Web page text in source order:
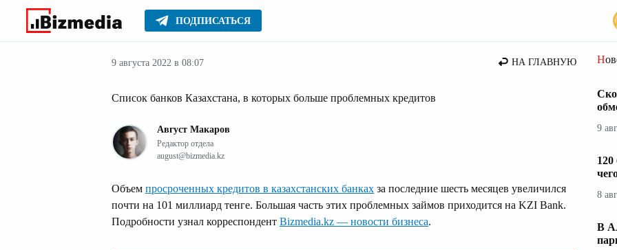
ПОДПИСАТЬСЯ
Главное Новости Финансовые новости Казахстана
9 августа 2022 в 08:07 НА ГЛАВНУЮ
Список банков Казахстана, в которых больше проблемных кредитов
Август Макаров
Редактор отдела
august@bizmedia.kz
Объем просроченных кредитов в казахстанских банках за последние шесть месяцев увеличился
почти на 101 миллиард тенге. Большая часть этих проблемных займов приходится на KZI Bank.
Подробности узнал корреспондент Bizmedia.kz — новости бизнеса.
9
8
В